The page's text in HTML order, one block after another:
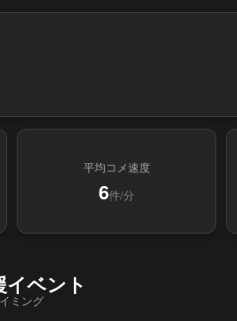
平均コメ速度
6件/分
ベント
ミング